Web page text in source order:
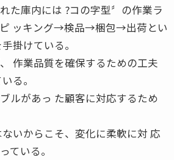
た庫内には ?コの字型〞の作業ラ
ッキング→検品→梱包→出荷とい
掛けている。
作業品質を確保するための工夫
る。
ルがあっ た顧客に対応するため
いからこそ、変化に柔軟に対 応
ている。